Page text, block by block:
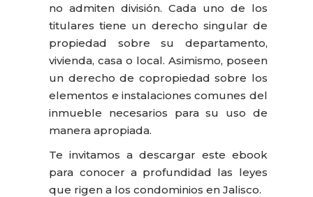
no admiten división. Cada uno de los
titulares tiene un derecho singular de
propiedad sobre su departamento,
vivienda, casa o local. Asimismo, poseen
un derecho de copropiedad sobre los
elementos e instalaciones comunes del
inmueble necesarios para su uso de
manera apropiada.
Te invitamos a descargar este ebook
para conocer a profundidad las leyes
que rigen a los condominios en Jalisco.